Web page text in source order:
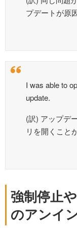
プデートが原
I was able to
update.
(訳) アップデ
リを開くこと
強制停止
のアンイ